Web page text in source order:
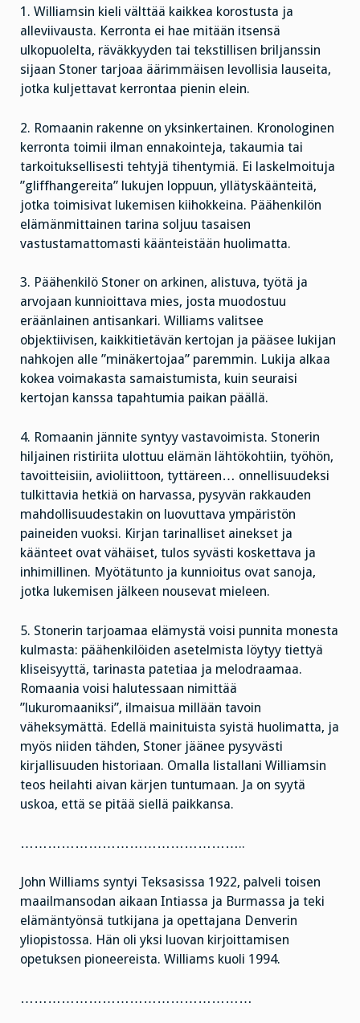
1. Williamsin kieli välttää kaikkea korostusta ja
alleviivausta. Kerronta ei hae mitään itsensä
ulkopuolelta, räväkkyyden tai tekstillisen briljanssin
sijaan Stoner tarjoaa äärimmäisen levollisia lauseita,
jotka kuljettavat kerrontaa pienin elein.
2. Romaanin rakenne on yksinkertainen. Kronologinen
kerronta toimii ilman ennakointeja, takaumia tai
tarkoituksellisesti tehtyjä tihentymiä. Ei laskelmoituja
”gliffhangereita” lukujen loppuun, yllätyskäänteitä,
jotka toimisivat lukemisen kiihokkeina. Päähenkilön
elämänmittainen tarina soljuu tasaisen
vastustamattomasti käänteistään huolimatta.
3. Päähenkilö Stoner on arkinen, alistuva, työtä ja
arvojaan kunnioittava mies, josta muodostuu
eräänlainen antisankari. Williams valitsee
objektiivisen, kaikkitietävän kertojan ja pääsee lukijan
nahkojen alle ”minäkertojaa” paremmin. Lukija alkaa
kokea voimakasta samaistumista, kuin seuraisi
kertojan kanssa tapahtumia paikan päällä.
4. Romaanin jännite syntyy vastavoimista. Stonerin
hiljainen ristiriita ulottuu elämän lähtökohtiin, työhön,
tavoitteisiin, avioliittoon, tyttäreen… onnellisuudeksi
tulkittavia hetkiä on harvassa, pysyvän rakkauden
mahdollisuudestakin on luovuttava ympäristön
paineiden vuoksi. Kirjan tarinalliset ainekset ja
käänteet ovat vähäiset, tulos syvästi koskettava ja
inhimillinen. Myötätunto ja kunnioitus ovat sanoja,
jotka lukemisen jälkeen nousevat mieleen.
5. Stonerin tarjoamaa elämystä voisi punnita monesta
kulmasta: päähenkilöiden asetelmista löytyy tiettyä
kliseisyyttä, tarinasta patetiaa ja melodraamaa.
Romaania voisi halutessaan nimittää
”lukuromaaniksi”, ilmaisua millään tavoin
väheksymättä. Edellä mainituista syistä huolimatta, ja
myös niiden tähden, Stoner jäänee pysyvästi
kirjallisuuden historiaan. Omalla listallani Williamsin
teos heilahti aivan kärjen tuntumaan. Ja on syytä
uskoa, että se pitää siellä paikkansa.
…………………………………………..
John Williams syntyi Teksasissa 1922, palveli toisen
maailmansodan aikaan Intiassa ja Burmassa ja teki
elämäntyönsä tutkijana ja opettajana Denverin
yliopistossa. Hän oli yksi luovan kirjoittamisen
opetuksen pioneereista. Williams kuoli 1994.
……………………………………………